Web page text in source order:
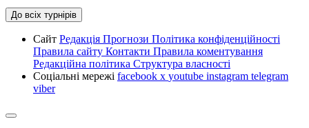
До всіх турнірів
Сайт Редакція Прогнози Політика конфіденційності
Правила сайту Контакти Правила коментування
Редакційна політика Структура власності
Соціальні мережі facebook x youtube instagram telegram
viber